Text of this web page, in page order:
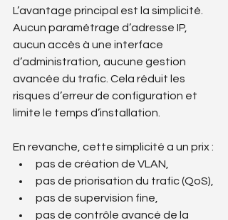
L’avantage principal est la simplicité.
Aucun paramétrage d’adresse IP,
aucun accès à une interface
d’administration, aucune gestion
avancée du trafic. Cela réduit les
risques d’erreur de configuration et
limite le temps d’installation.
En revanche, cette simplicité a un prix :
pas de création de VLAN,
pas de priorisation du trafic (QoS),
pas de supervision fine,
pas de contrôle avancé de la